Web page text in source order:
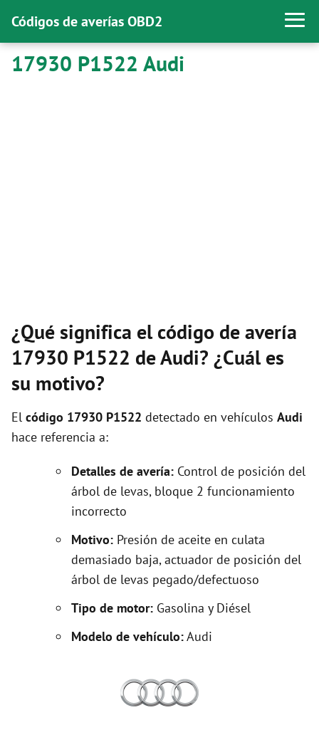
Códigos de averías OBD2
17930 P1522 Audi
¿Qué significa el código de avería
17930 P1522 de Audi? ¿Cuál es
su motivo?
El código 17930 P1522 detectado en vehículos Audi
hace referencia a:
Detalles de avería: Control de posición del
árbol de levas, bloque 2 funcionamiento
incorrecto
Motivo: Presión de aceite en culata
demasiado baja, actuador de posición del
árbol de levas pegado/defectuoso
Tipo de motor: Gasolina y Diésel
Modelo de vehículo:Audi